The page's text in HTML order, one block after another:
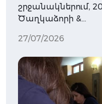
շրջանակներում,
Ծաղկաձորի &…
27/07/2026